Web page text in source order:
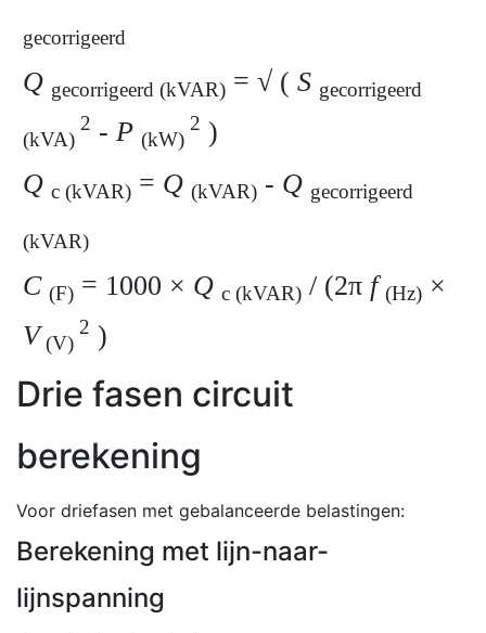
gecorrigeerd
Q gecorrigeerd (kVAR) = √ ( S gecorrigeerd
(kVA)
2 - P (kW)
2 )
Q c (kVAR) = Q (kVAR) - Q gecorrigeerd
(kVAR)
C (F) = 1000 × Q c (kVAR) / (2π f(Hz) ×
V (V)
2 )
Drie fasen circuit
berekening
Voor driefasen met gebalanceerde belastingen:
Berekening met lijn-naar-
lijnspanning